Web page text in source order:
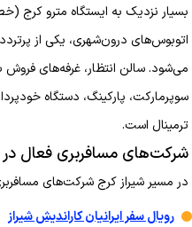
اتوبوس‌های درون‌شهری، یکی از
می‌شود. سالن انتظار، غرفه‌های فروش
ترمینال است.
شرکت‌های مسافربری فعال
در مسیر شیراز کرج شرکت‌های
رویال سفر ایرانیان کاراندیش شیراز